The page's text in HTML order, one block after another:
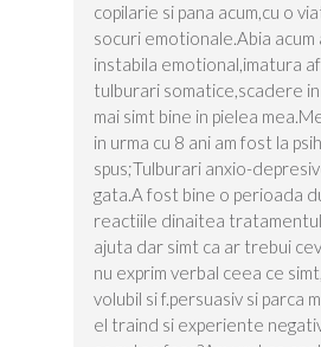
copilarie si pana acum,cu o
socuri emotionale.Abia
instabila emotional,imatura
tulburari somatice,scadere
mai simt bine in pielea
in urma cu 8 ani am fost la
spus;Tulburari anxio-
gata.A fost bine o perioada
reactiile dinaitea
ajuta dar simt ca ar trebui
nu exprim verbal ceea ce
volubil si f.persuasiv si parca
el traind si experiente